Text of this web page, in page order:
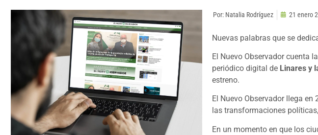
Por: Natalia Rodríguez 21 enero
Nuevas palabras que se
El Nuevo Observador cuenta
periódico digital de Linares y
estreno.
El Nuevo Observador llega
las transformaciones
En un momento en que los